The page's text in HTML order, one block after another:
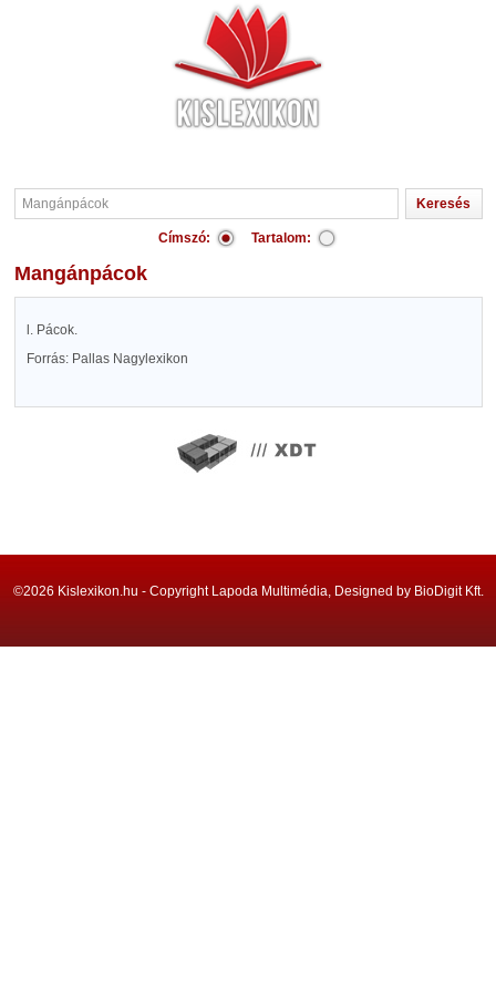
Címszó: Tartalom:
Mangánpácok
l. Pácok.
Forrás: Pallas Nagylexikon
©2026 Kislexikon.hu - Copyright Lapoda Multimédia, Designed by BioDigit Kft.